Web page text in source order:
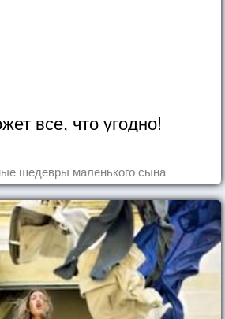
все, что угодно!
шедевры маленького сына